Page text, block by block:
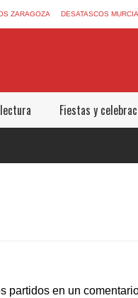
ZARAGOZA DESATASCOS MURCIA
Fiestas y
partidos en un